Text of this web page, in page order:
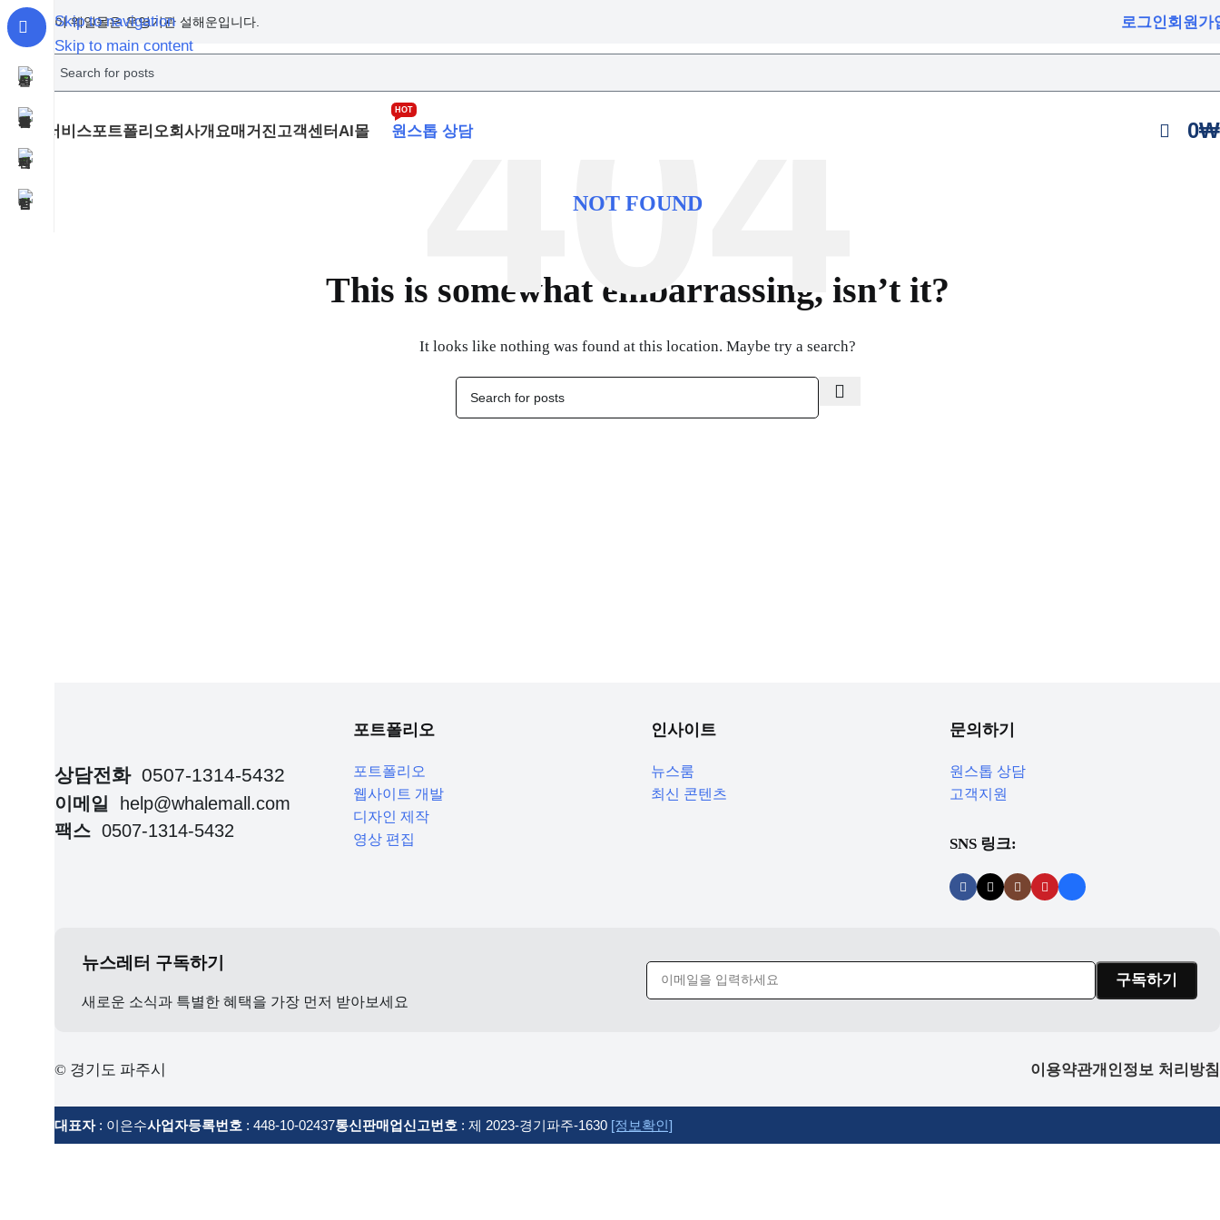
Skip to navigation
Skip to main content
이 웨일몰은 운영기관 설해운입니다. 로그인회원가
서비스포트폴리오회사개요매거진고객센터 AI몰 원스톱 상담
HOT
0₩
NOT FOUND
This is somewhat embarrassing, isn’t it?
It looks like nothing was found at this location. Maybe try a search?
상담전화 0507-1314-5432
이메일
help@whalemall.com
팩스 0507-1314-5432
포트폴리오
포트폴리오
웹사이트 개발
디자인 제작
영상 편집
인사이트
뉴스룸
최신 콘텐츠
문의하기
원스톱 상담
고객지원
SNS 링크:
뉴스레터 구독하기
새로운 소식과 특별한 혜택을 가장 먼저 받아보세요
© 경기도 파주시 이용약관개인정보 처리방침
대표자: 이은수사업자등록번호 : 448-10-02437통신판매업신고번호 : 제 2023-경기파주-1630 [정보확인]